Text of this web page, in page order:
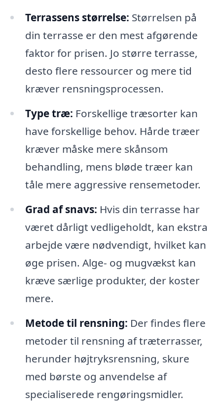
Terrassens størrelse: Størrelsen på
din terrasse er den mest afgørende
faktor for prisen. Jo større terrasse,
desto flere ressourcer og mere tid
kræver rensningsprocessen.
Type træ: Forskellige træsorter kan
have forskellige behov. Hårde træer
kræver måske mere skånsom
behandling, mens bløde træer kan
tåle mere aggressive rensemetoder.
Grad af snavs: Hvis din terrasse har
været dårligt vedligeholdt, kan ekstra
arbejde være nødvendigt, hvilket kan
øge prisen. Alge- og mugvækst kan
kræve særlige produkter, der koster
mere.
Metode til rensning: Der findes flere
metoder til rensning af træterrasser,
herunder højtryksrensning, skure
med børste og anvendelse af
specialiserede rengøringsmidler.